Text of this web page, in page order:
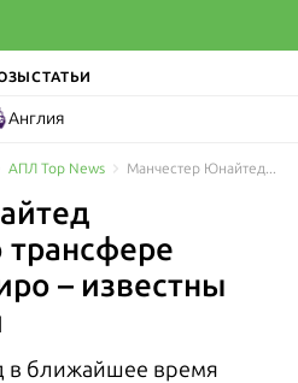
СТАТЬИ
Англия
АПЛ Top News
трансфере
– известны
в ближайшее время